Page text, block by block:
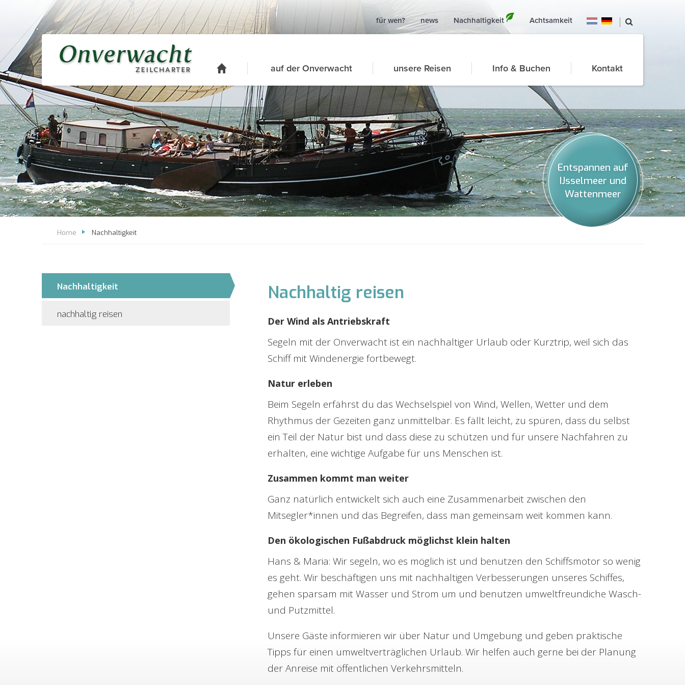
für wen? news Nachhaltigkeit Achtsamkeit
auf der Onverwacht unsere Reisen Info & Buchen Kontakt
Entspannen auf
IJsselmeer und
Wattenmeer
Home Nachhaltigkeit
Nachhaltigkeit
nachhaltig reisen
Nachhaltig reisen
Der Wind als Antriebskraft
Segeln mit der Onverwacht ist ein nachhaltiger Urlaub oder Kurztrip, weil sich das
Schiff mit Windenergie fortbewegt.
Natur erleben
Beim Segeln erfährst du das Wechselspiel von Wind, Wellen, Wetter und dem
Rhythmus der Gezeiten ganz unmittelbar. Es fällt leicht, zu spüren, dass du selbst
ein Teil der Natur bist und dass diese zu schützen und für unsere Nachfahren zu
erhalten, eine wichtige Aufgabe für uns Menschen ist.
Zusammen kommt man weiter
Ganz natürlich entwickelt sich auch eine Zusammenarbeit zwischen den
Mitsegler*innen und das Begreifen, dass man gemeinsam weit kommen kann.
Den ökologischen Fußabdruck möglichst klein halten
Hans & Maria: Wir segeln, wo es möglich ist und benutzen den Schiffsmotor so wenig
es geht. Wir beschäftigen uns mit nachhaltigen Verbesserungen unseres Schiffes,
gehen sparsam mit Wasser und Strom um und benutzen umweltfreundiche Wasch-
und Putzmittel.
Unsere Gäste informieren wir über Natur und Umgebung und geben praktische
Tipps für einen umweltverträglichen Urlaub. Wir helfen auch gerne bei der Planung
der Anreise mit öffentlichen Verkehrsmitteln.